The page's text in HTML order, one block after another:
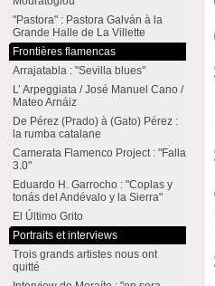
"Pastora" : Pastora Galván à la
Grande Halle de La Villette
Frontières flamencas
Arrajatabla : "Sevilla blues"
L’ Arpeggiata / José Manuel Cano /
Mateo Arnáiz
De Pérez (Prado) à (Gato) Pérez :
la rumba catalane
Camerata Flamenco Project : "Falla
3.0"
Eduardo H. Garrocho : "Coplas y
tonás del Andévalo y la Sierra"
El Último Grito
Portraits et interviews
Trois grands artistes nous ont
quitté